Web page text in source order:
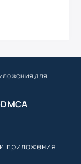
для
DMCA
приложения